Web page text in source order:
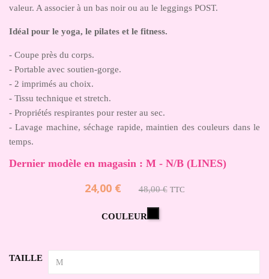
valeur. A associer à un bas noir ou au le leggings POST.
Idéal pour le yoga, le pilates et le fitness.
- Coupe près du corps.
- Portable avec soutien-gorge.
- 2 imprimés au choix.
- Tissu technique et stretch.
- Propriétés respirantes pour rester au sec.
- Lavage machine, séchage rapide, maintien des couleurs dans le
temps.
Dernier modèle en magasin : M - N/B (LINES)
24,00 € 48,00 € TTC
COULEUR
TAILLE